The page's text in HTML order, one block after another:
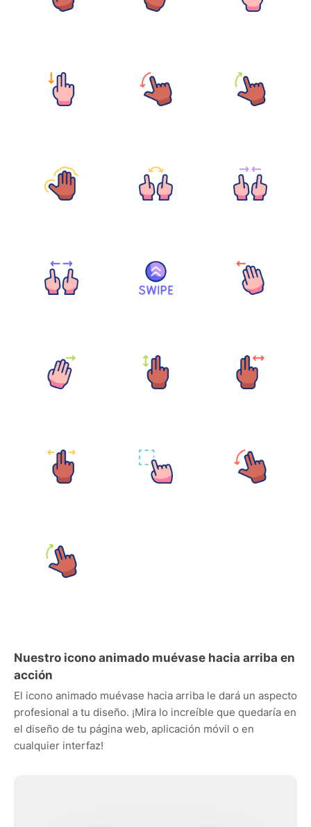
Nuestro icono animado muévase hacia arriba en
acción
El icono animado muévase hacia arriba le dará un aspecto
profesional a tu diseño. ¡Mira lo increíble que quedaría en
el diseño de tu página web, aplicación móvil o en
cualquier interfaz!